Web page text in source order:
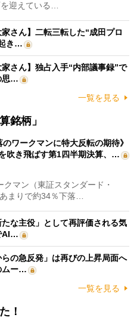
迎えている…
さん】二転三転した“成田プロ
き…
さん】独占入手“内部議事録”で
思…
一覧を見る
銘柄」
のワークマンに特大反転の期待》
吹き飛ばす第1四半期決算、…
マン（東証スタンダード・
まりで約34％下落…
な主役」として再評価される気
AI…
の急反発」は再びの上昇局面へ
ムー…
一覧を見る
！